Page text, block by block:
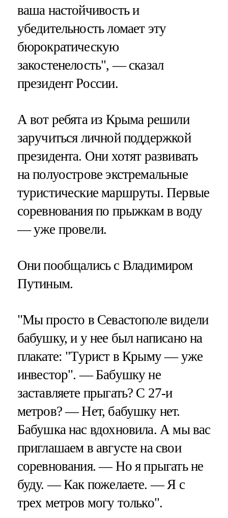
ваша настойчивость и
убедительность ломает эту
бюрократическую
закостенелость", — сказал
президент России.
А вот ребята из Крыма решили
заручиться личной поддержкой
президента. Они хотят развивать
на полуострове экстремальные
туристические маршруты. Первые
соревнования по прыжкам в воду
— уже провели.
Они пообщались с Владимиром
Путиным.
"Мы просто в Севастополе видели
бабушку, и у нее был написано на
плакате: "Турист в Крыму — уже
инвестор". — Бабушку не
заставляете прыгать? С 27-и
метров? — Нет, бабушку нет.
Бабушка нас вдохновила. А мы вас
приглашаем в августе на свои
соревнования. — Но я прыгать не
буду. — Как пожелаете. — Я с
трех метров могу только".